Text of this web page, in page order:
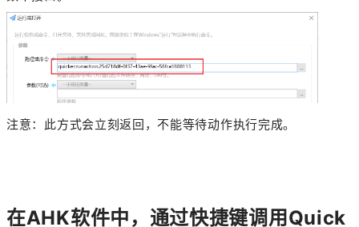
注意：此方式会立刻返回，不能等待动作执行完成。
在AHK软件中，通过快捷键调用Quick